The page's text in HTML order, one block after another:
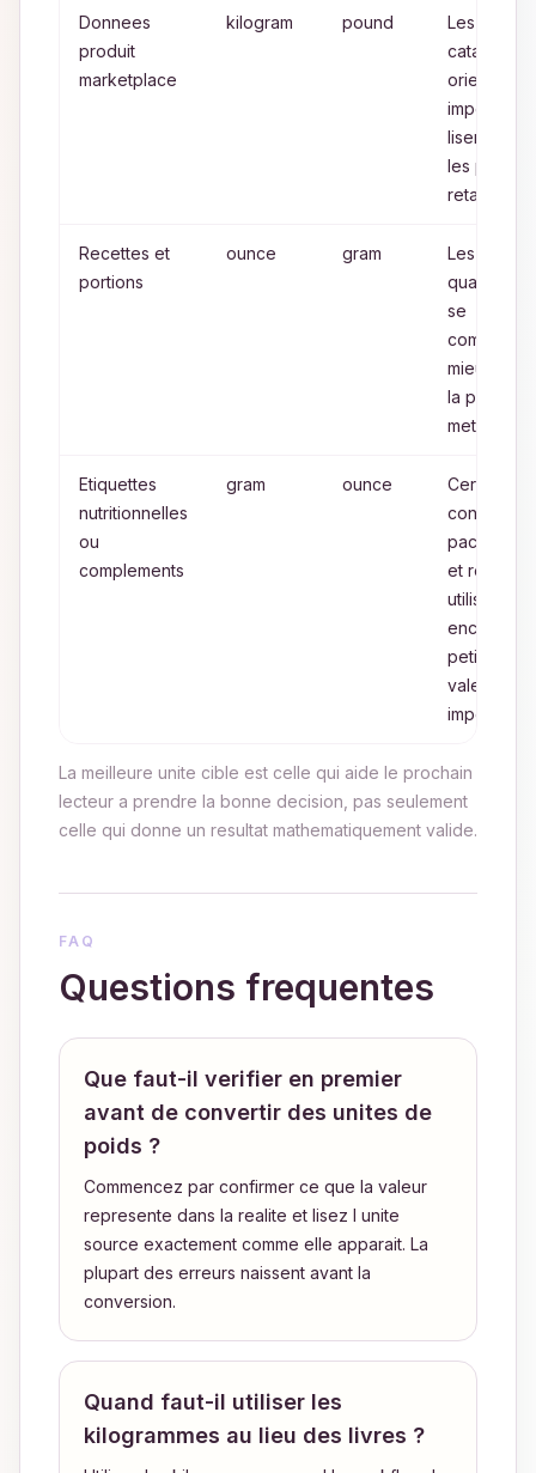
Donnees
produit
marketplace
kilogram pound
Les
catalogues
orientes
imperial
lisent
les poids
retail en lb
Recettes et
portions
ounce gram
Les petites
quantites
se
comparent
mieux
la
metrique
Etiquettes
nutritionnelles
ou
complements
gram ounce
Certains
contextes
packaging
et retail
utilisent
encore les
petites
valeurs
imperiales
La meilleure unite cible est celle qui aide le prochain
lecteur a prendre la bonne decision, pas seulement
celle qui donne un resultat mathematiquement valide.
FAQ
Questions frequentes
Que faut-il verifier en premier
avant de convertir des unites de
poids ?
Commencez par confirmer ce que la valeur
represente dans la realite et lisez l unite
source exactement comme elle apparait. La
plupart des erreurs naissent avant la
conversion.
Quand faut-il utiliser les
kilogrammes au lieu des livres ?